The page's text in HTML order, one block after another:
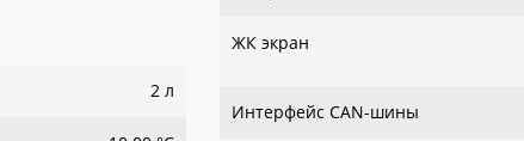
2 л
ЖК экран
Интерфейс CAN-шины